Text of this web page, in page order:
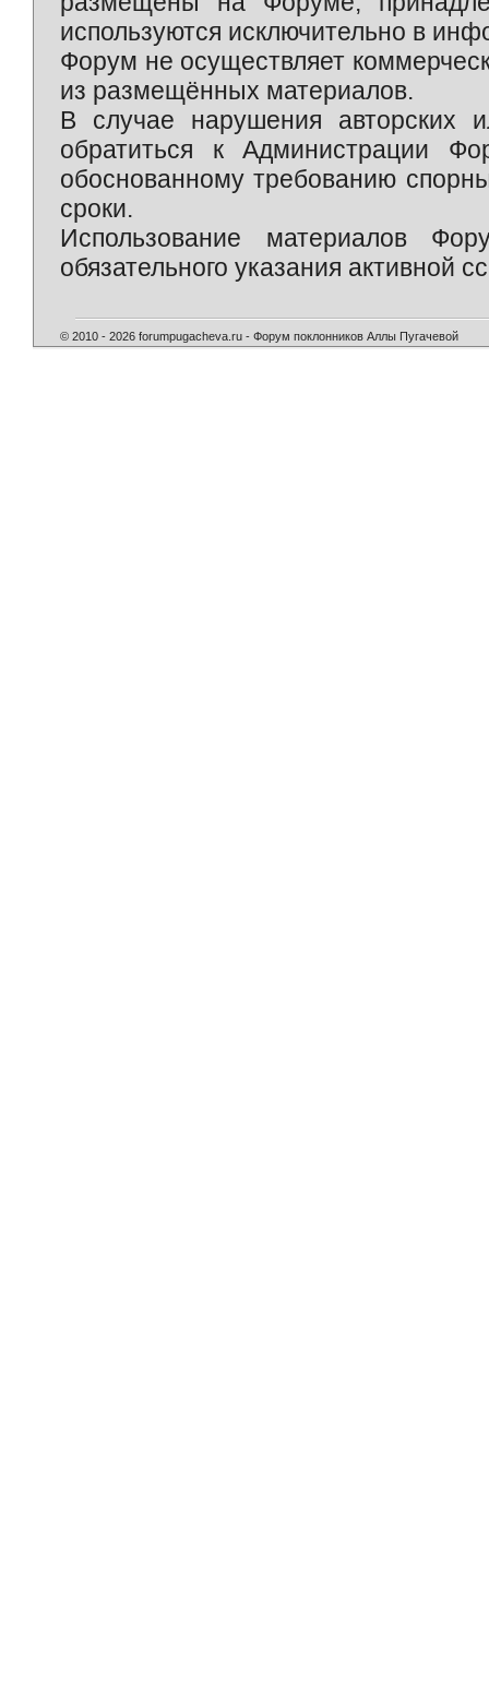
используются исключительно в
Форум не осуществляет
из размещённых материалов.
В случае нарушения авторских
обратиться к Администрации
обоснованному требованию
сроки.
Использование материалов
обязательного указания активной
© 2010 - 2026 forumpugacheva.ru - Форум поклонников Аллы Пугачевой